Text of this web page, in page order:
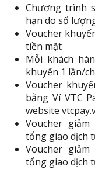
Chương trình
hạn do số
Voucher
tiền mặt
Mỗi khách
khuyến 1 lần/
Voucher
bằng Ví VTC
website
Voucher
tổng giao dịch
Voucher
tổng giao dịch